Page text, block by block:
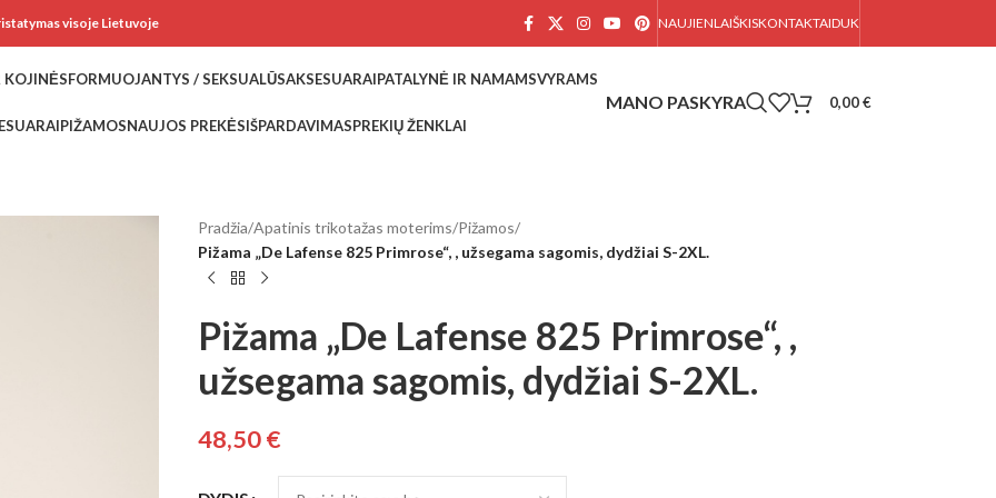
visoje Lietuvoje NAUJIENLAIŠKISKONTAKTAIDUK
KOJINĖSFORMUOJANTYS / SEKSUALŪSAKSESUARAIPATALYNĖ IR NAMAMSVYRAMS
PIŽAMOSNAUJOS PREKĖSIŠPARDAVIMASPREKIŲ ŽENKLAI
0,00€
Pradžia/Apatinis trikotažas moterims/Pižamos/
Pižama „De Lafense 825 Primrose“, , užsegama sagomis, dydžiai S-2XL.
Pižama „De Lafense 825 Primrose“, ,
užsegama sagomis, dydžiai S-2XL.
48,50€